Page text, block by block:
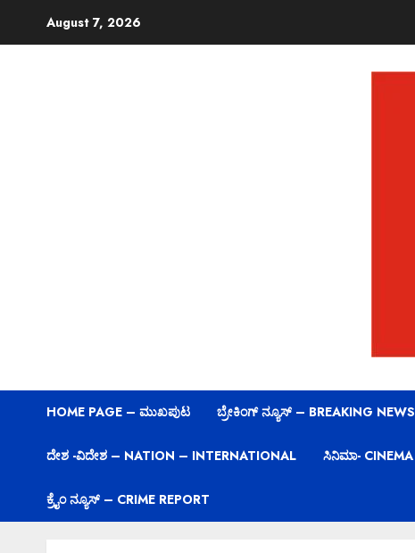
August 7, 2026
HOME PAGE – ಮುಖಪುಟ ಬ್ರೇಕಿಂಗ್ ನ್ಯೂಸ್ – BREAKING NEWS
ದೇಶ -ವಿದೇಶ – NATION – INTERNATIONAL ಸಿನಿಮಾ- CINEMA
ಕ್ರೈಂ ನ್ಯೂಸ್ – CRIME REPORT